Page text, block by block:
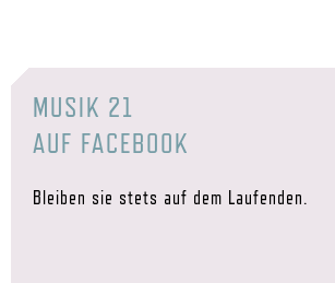
MUSIK 21
AUF FACEBOOK
Bleiben sie stets auf dem Laufenden.